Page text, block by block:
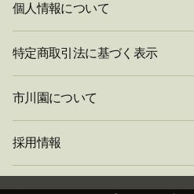
個人情報について
特定商取引法に基づく表示
市川園について
採用情報